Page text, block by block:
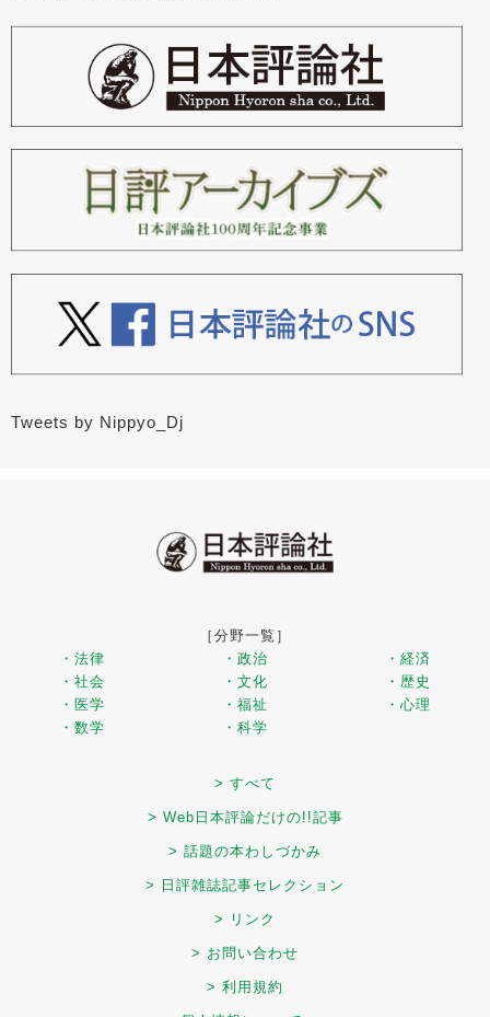
Tweets by Nippyo_Dj
［分野一覧］
・法律
・政治
・経済
・社会
・文化
・歴史
・医学
・福祉
・心理
・数学
・科学
> すべて
> Web日本評論だけの!!記事
> 話題の本わしづかみ
> 日評雑誌記事セレクション
> リンク
> お問い合わせ
> 利用規約